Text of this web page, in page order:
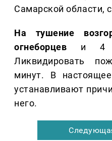
Самарской области,
На тушение
огнеборцев и 4
Ликвидировать
минут. В
устанавливают
него.